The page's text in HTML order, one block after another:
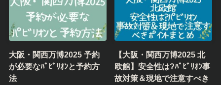
大阪・関西万博2025 予約
が必要なﾊﾟﾋﾞﾘｵﾝと予約方
法
【大阪・関西万博2025 北
欧館】安全性は?ﾊﾟﾋﾞﾘｵﾝ事
故対策＆現地で注意すべき